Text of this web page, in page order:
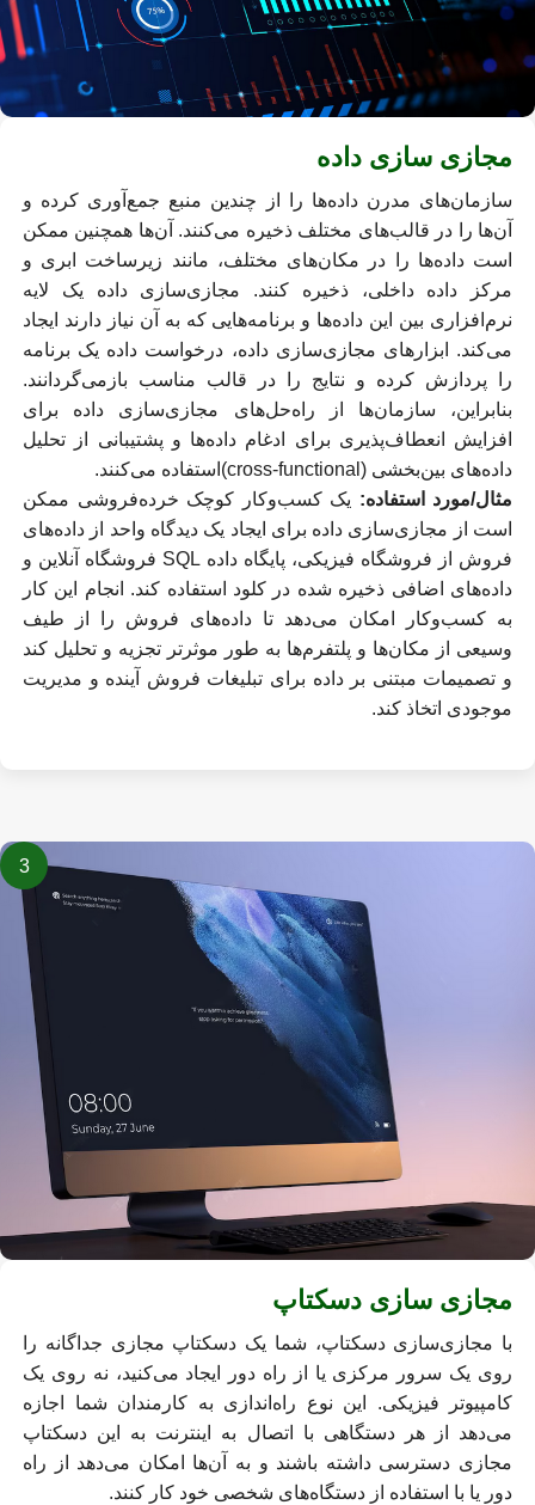
مجازی سازی داده
سازمان‌های مدرن داده‌ها را از چندین منبع جمع‌آوری کرده و
آن‌ها را در قالب‌های مختلف ذخیره می‌کنند. آن‌ها همچنین ممکن
است داده‌ها را در مکان‌های مختلف، مانند زیرساخت ابری و
مرکز داده داخلی، ذخیره کنند. مجازی‌سازی داده یک لایه
نرم‌افزاری بین این داده‌ها و برنامه‌هایی که به آن نیاز دارند ایجاد
می‌کند. ابزارهای مجازی‌سازی داده، درخواست داده یک برنامه
را پردازش کرده و نتایج را در قالب مناسب بازمی‌گردانند.
بنابراین، سازمان‌ها از راه‌حل‌های مجازی‌سازی داده برای
افزایش انعطاف‌پذیری برای ادغام داده‌ها و پشتیبانی از تحلیل
داده‌های بین‌بخشی (cross-functional)استفاده می‌کنند.
مثال/مورد استفاده: یک کسب‌وکار کوچک خرده‌فروشی ممکن
است از مجازی‌سازی داده برای ایجاد یک دیدگاه واحد از داده‌های
فروش از فروشگاه فیزیکی، پایگاه داده SQL فروشگاه آنلاین و
داده‌های اضافی ذخیره شده در کلود استفاده کند. انجام این کار
به کسب‌وکار امکان می‌دهد تا داده‌های فروش را از طیف
وسیعی از مکان‌ها و پلتفرم‌ها به طور موثرتر تجزیه و تحلیل کند
و تصمیمات مبتنی بر داده برای تبلیغات فروش آینده و مدیریت
موجودی اتخاذ کند.
3
مجازی سازی دسکتاپ
با مجازی‌سازی دسکتاپ، شما یک دسکتاپ مجازی جداگانه را
روی یک سرور مرکزی یا از راه دور ایجاد می‌کنید، نه روی یک
کامپیوتر فیزیکی. این نوع راه‌اندازی به کارمندان شما اجازه
می‌دهد از هر دستگاهی با اتصال به اینترنت به این دسکتاپ
مجازی دسترسی داشته باشند و به آن‌ها امکان می‌دهد از راه
دور یا با استفاده از دستگاه‌های شخصی خود کار کنند.